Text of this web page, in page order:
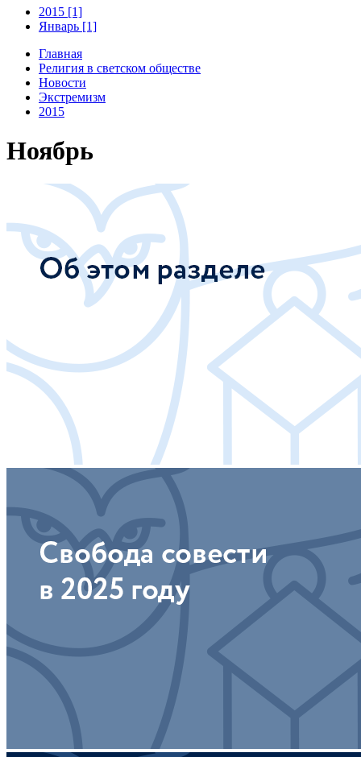
2015 [1]
Январь [1]
Главная
Религия в светском обществе
Новости
Экстремизм
2015
Ноябрь